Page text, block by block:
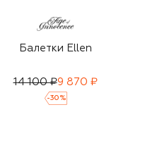
Балетки Ellen
14 100 ₽9 870 ₽
-30 %